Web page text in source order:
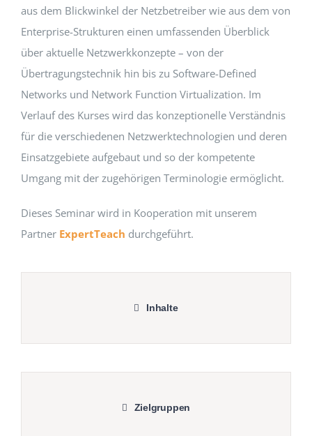
aus dem Blickwinkel der Netzbetreiber wie aus dem von
Enterprise-Strukturen einen umfassenden Überblick
über aktuelle Netzwerkkonzepte – von der
Übertragungstechnik hin bis zu Software-Defined
Networks und Network Function Virtualization. Im
Verlauf des Kurses wird das konzeptionelle Verständnis
für die verschiedenen Netzwerktechnologien und deren
Einsatzgebiete aufgebaut und so der kompetente
Umgang mit der zugehörigen Terminologie ermöglicht.
Dieses Seminar wird in Kooperation mit unserem
Partner ExpertTeach durchgeführt.
Inhalte
Zielgruppen